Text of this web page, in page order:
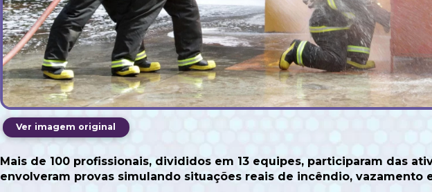
Ver imagem original
Mais de 100 profissionais, divididos em 13 equipes, participaram das
envolveram provas simulando situações reais de incêndio, vazamento